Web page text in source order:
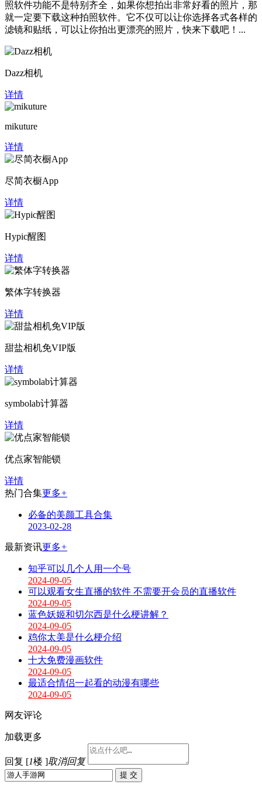
照软件功能不是特别齐全，如果你想拍出非常好看的照片，那
就一定要下载这种拍照软件。它不仅可以让你选择各式各样的
滤镜和贴纸，可以让你拍出更漂亮的照片，快来下载吧！...
Dazz相机
详情
mikuture
详情
尽简衣橱App
详情
Hypic醒图
详情
繁体字转换器
详情
甜盐相机免VIP版
详情
symbolab计算器
详情
优点家智能锁
详情
热门合集更多+
必备的美颜工具合集
2023-02-28
最新资讯更多+
知乎可以几个人用一个号
2024-09-05
可以观看女生直播的软件 不需要开会员的直播软件
2024-09-05
蓝色妖姬和切尔西是什么梗讲解？
2024-09-05
鸡你太美是什么梗介绍
2024-09-05
十大免费漫画软件
2024-09-05
最适合情侣一起看的动漫有哪些
2024-09-05
网友评论
加载更多
回复 [1楼 ]取消回复